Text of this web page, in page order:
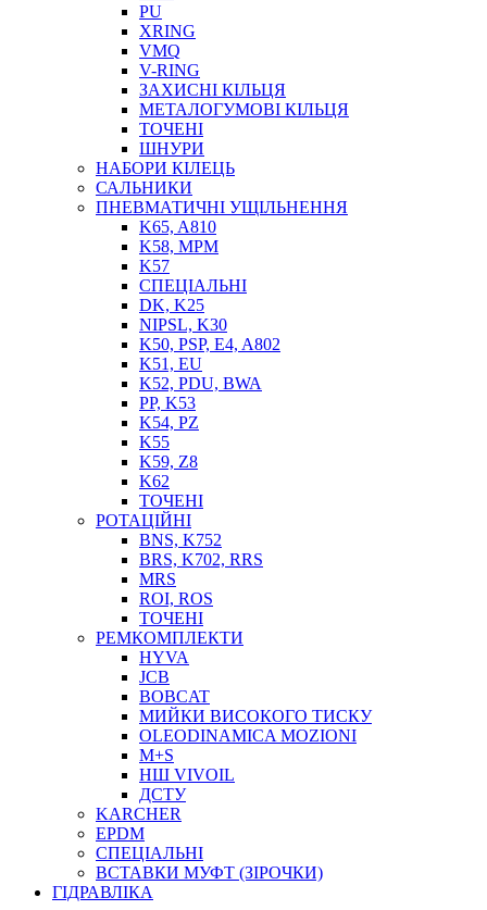
ПІСТОЛЕТИ
НАСОСИ ТА ПОМПИ
НАГНІТАЧІ
МУФТИ (НАСАДКИ) ДЛЯ ШПРИЦІВ
МАСЛЯНКИ, ЛІЙКИ
ПРЕС-МАСЛЯНКИ
ШЛАНГИ, ТРУБКИ
ШПРИЦИ МАСТИЛЬНІ
ТОСОЛ, АНТИФРИЗ
ОЛИВА-ПАЛИВО
ПОВІТРЯ-ВОДА
ДЛЯ ЗВАРЮВАННЯ
НАПІРНО-ВСМОКТУЮЧІ
ФІЛЬТРИ ДЛЯ ПАЛЬНОГО
ПІДДОНИ ДЛЯ БОЧОК
МОДУЛЬНІ АЗС
МЕТРОЛОГІЧНЕ ОБЛАДНАННЯ
ЛІЧИЛЬНИКИ І ВИТРАТОМІРИ ДЛЯ ПАЛЬНОГО
КОТУШКИ ДЛЯ ШЛАНГІВ
PU
XRING
VMQ
V-RING
ЗАХИСНІ КІЛЬЦЯ
МЕТАЛОГУМОВІ КІЛЬЦЯ
ТОЧЕНІ
ШНУРИ
НАБОРИ КІЛЕЦЬ
САЛЬНИКИ
ПНЕВМАТИЧНІ УЩІЛЬНЕННЯ
K65, A810
K58, MPM
K57
СПЕЦІАЛЬНІ
DK, K25
NIPSL, K30
K50, PSP, E4, A802
K51, EU
K52, PDU, BWA
PP, K53
K54, PZ
K55
K59, Z8
K62
ТОЧЕНІ
РОТАЦІЙНІ
BNS, K752
BRS, K702, RRS
MRS
ROI, ROS
ТОЧЕНІ
РЕМКОМПЛЕКТИ
HYVA
JCB
BOBCAT
МИЙКИ ВИСОКОГО ТИСКУ
OLEODINAMICA MOZIONI
M+S
НШ VIVOIL
ДСТУ
KARCHER
EPDM
СПЕЦІАЛЬНІ
ВСТАВКИ МУФТ (ЗІРОЧКИ)
ГІДРАВЛІКА